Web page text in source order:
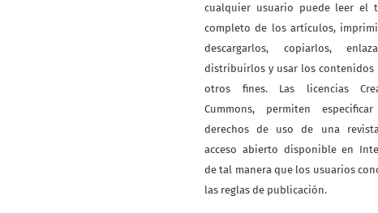
cualquier usuario puede leer el
completo de los artículos,
descargarlos, copiarlos,
distribuirlos y usar los contenidos
otros fines. Las licencias
Cummons, permiten
derechos de uso de una
acceso abierto disponible en
de tal manera que los usuarios
las reglas de publicación.